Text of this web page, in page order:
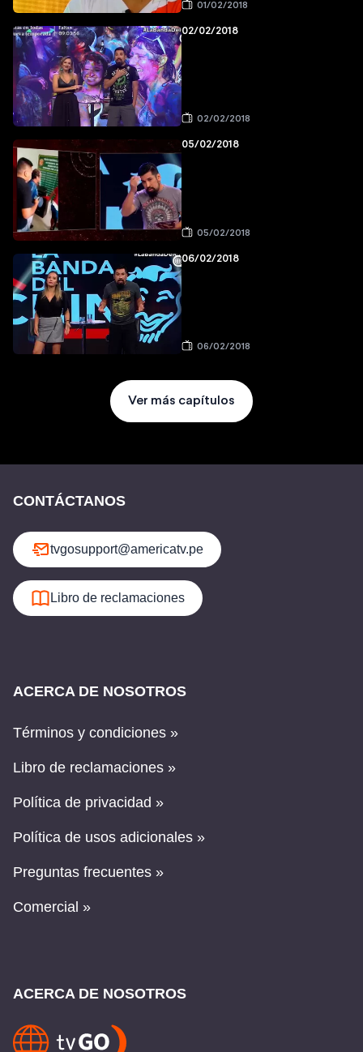
01/02/2018
02/02/2018
02/02/2018
05/02/2018
05/02/2018
06/02/2018
06/02/2018
Ver más capítulos
CONTÁCTANOS
tvgosupport@americatv.pe
Libro de reclamaciones
ACERCA DE NOSOTROS
Términos y condiciones »
Libro de reclamaciones »
Política de privacidad »
Política de usos adicionales »
Preguntas frecuentes »
Comercial »
ACERCA DE NOSOTROS